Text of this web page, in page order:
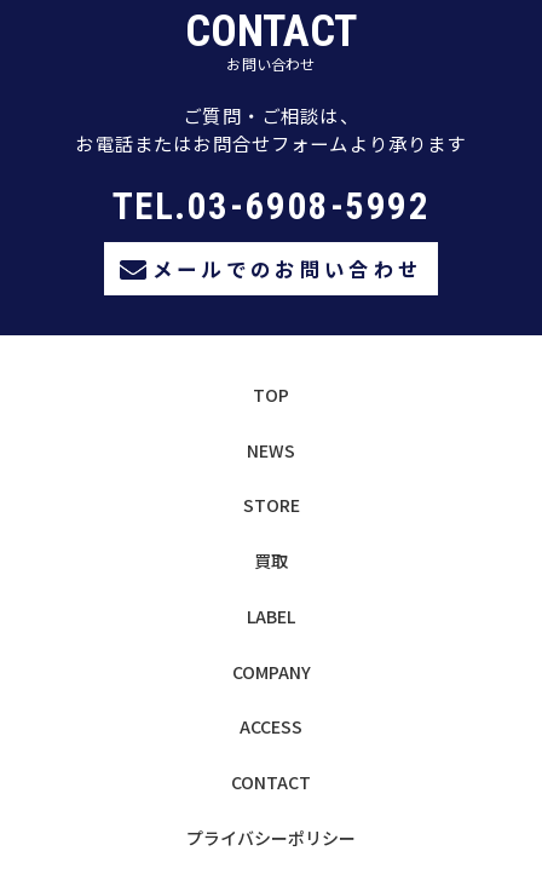
CONTACT
お問い合わせ
ご質問・ご相談は、
お電話またはお問合せフォームより承ります
TEL.03-6908-5992
メールでのお問い合わせ
TOP
NEWS
STORE
買取
LABEL
COMPANY
ACCESS
CONTACT
プライバシーポリシー